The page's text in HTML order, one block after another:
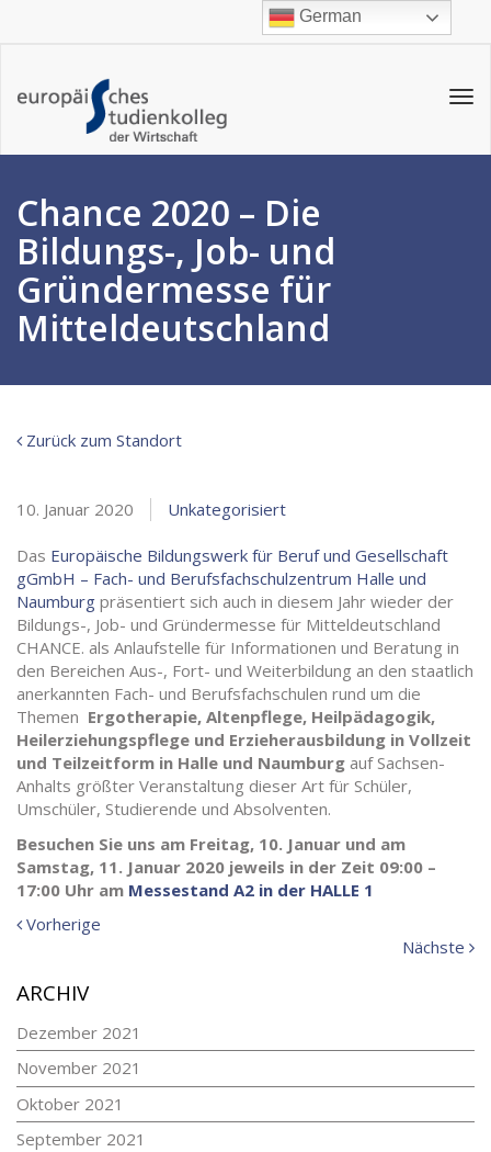
Chance 2020 – Die
Bildungs-, Job- und
Gründermesse für
Mitteldeutschland
Zurück zum Standort
10. Januar 2020 Unkategorisiert
Das Europäische Bildungswerk für Beruf und Gesellschaft
gGmbH – Fach- und Berufsfachschulzentrum Halle und
Naumburg präsentiert sich auch in diesem Jahr wieder der
Bildungs-, Job- und Gründermesse für Mitteldeutschland
CHANCE. als Anlaufstelle für Informationen und Beratung in
den Bereichen Aus-, Fort- und Weiterbildung an den staatlich
anerkannten Fach- und Berufsfachschulen rund um die
Themen Ergotherapie, Altenpflege, Heilpädagogik,
Heilerziehungspflege und Erzieherausbildung in Vollzeit
und Teilzeitform in Halle und Naumburg auf Sachsen-
Anhalts größter Veranstaltung dieser Art für Schüler,
Umschüler, Studierende und Absolventen.
Besuchen Sie uns am Freitag, 10. Januar und am
Samstag, 11. Januar 2020 jeweils in der Zeit 09:00 –
17:00 Uhr am Messestand A2 in der HALLE 1
Vorherige
Nächste
ARCHIV
Dezember 2021
November 2021
Oktober 2021
September 2021
German